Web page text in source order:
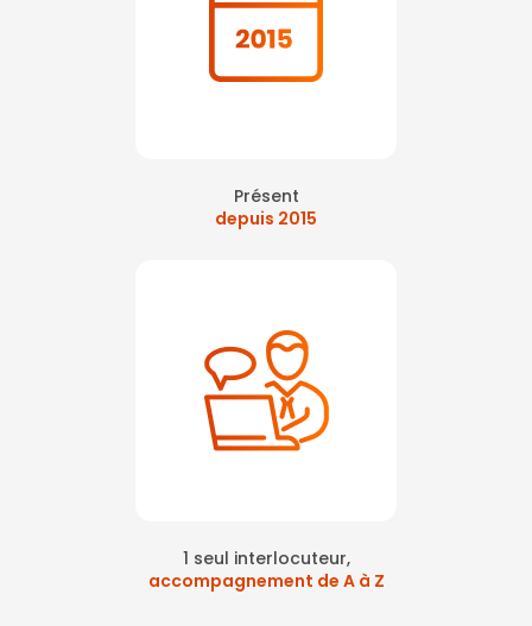
Présent
depuis 2015
1 seul interlocuteur,
accompagnement de A à Z